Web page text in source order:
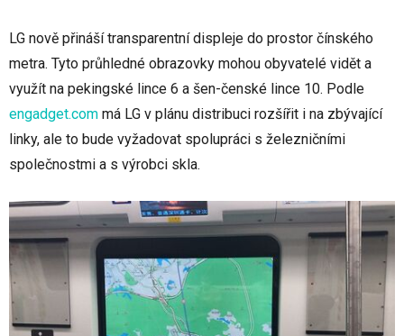
LG nově přináší transparentní displeje do prostor čínského
metra. Tyto průhledné obrazovky mohou obyvatelé vidět a
využít na pekingské lince 6 a šen-čenské lince 10. Podle
engadget.com má LG v plánu distribuci rozšířit i na zbývající
linky, ale to bude vyžadovat spolupráci s železničními
společnostmi a s výrobci skla.